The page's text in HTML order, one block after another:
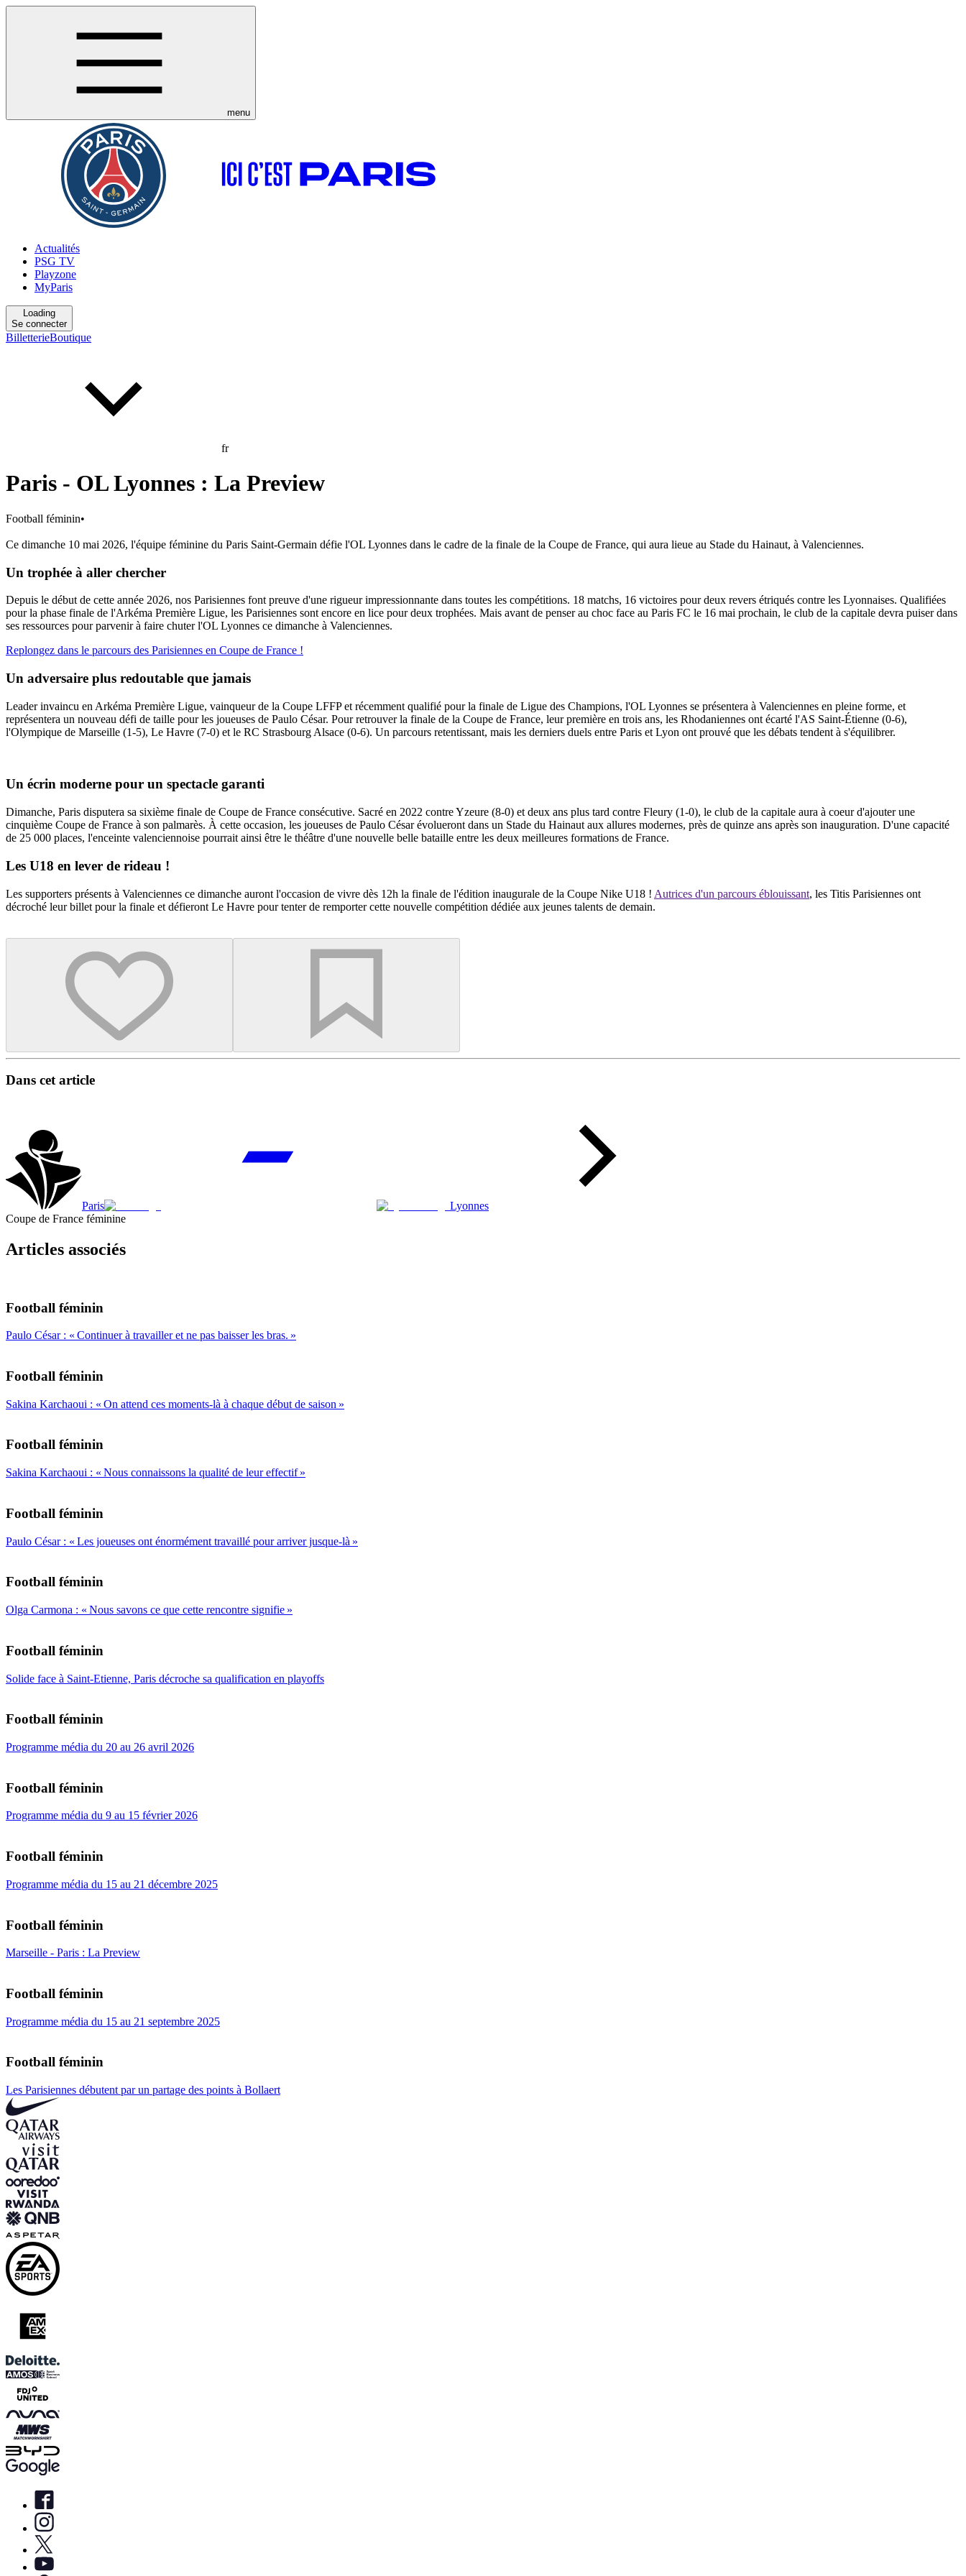
menu
Actualités
PSG TV
Playzone
MyParis
Loading
Se connecter
BilletterieBoutique
fr
Paris - OL Lyonnes : La Preview
Football féminin•
Ce dimanche 10 mai 2026, l'équipe féminine du Paris Saint-Germain défie l'OL Lyonnes dans le cadre de la finale de la Coupe de France, qui aura lieue au Stade du Hainaut, à Valenciennes.
Un trophée à aller chercher
Depuis le début de cette année 2026, nos Parisiennes font preuve d'une rigueur impressionnante dans toutes les compétitions. 18 matchs, 16 victoires pour deux revers étriqués contre les Lyonnaises. Qualifiées
pour la phase finale de l'Arkéma Première Ligue, les Parisiennes sont encore en lice pour deux trophées. Mais avant de penser au choc face au Paris FC le 16 mai prochain, le club de la capitale devra puiser dans
ses ressources pour parvenir à faire chuter l'OL Lyonnes ce dimanche à Valenciennes.
Replongez dans le parcours des Parisiennes en Coupe de France !
Un adversaire plus redoutable que jamais
Leader invaincu en Arkéma Première Ligue, vainqueur de la Coupe LFFP et récemment qualifié pour la finale de Ligue des Champions, l'OL Lyonnes se présentera à Valenciennes en pleine forme, et
représentera un nouveau défi de taille pour les joueuses de Paulo César. Pour retrouver la finale de la Coupe de France, leur première en trois ans, les Rhodaniennes ont écarté l'AS Saint-Étienne (0-6),
l'Olympique de Marseille (1-5), Le Havre (7-0) et le RC Strasbourg Alsace (0-6). Un parcours retentissant, mais les derniers duels entre Paris et Lyon ont prouvé que les débats tendent à s'équilibrer.
Un écrin moderne pour un spectacle garanti
Dimanche, Paris disputera sa sixième finale de Coupe de France consécutive. Sacré en 2022 contre Yzeure (8-0) et deux ans plus tard contre Fleury (1-0), le club de la capitale aura à coeur d'ajouter une
cinquième Coupe de France à son palmarès. À cette occasion, les joueuses de Paulo César évolueront dans un Stade du Hainaut aux allures modernes, près de quinze ans après son inauguration. D'une capacité
de 25 000 places, l'enceinte valenciennoise pourrait ainsi être le théâtre d'une nouvelle belle bataille entre les deux meilleures formations de France.
Les U18 en lever de rideau !
Les supporters présents à Valenciennes ce dimanche auront l'occasion de vivre dès 12h la finale de l'édition inaugurale de la Coupe Nike U18 ! Autrices d'un parcours éblouissant, les Titis Parisiennes ont
décroché leur billet pour la finale et défieront Le Havre pour tenter de remporter cette nouvelle compétition dédiée aux jeunes talents de demain.
Dans cet article
Paris
Lyonnes
Coupe de France féminine
Articles associés
Football féminin
Paulo César : « Continuer à travailler et ne pas baisser les bras. »
Football féminin
Sakina Karchaoui : « On attend ces moments-là à chaque début de saison »
Football féminin
Sakina Karchaoui : « Nous connaissons la qualité de leur effectif »
Football féminin
Paulo César : « Les joueuses ont énormément travaillé pour arriver jusque-là »
Football féminin
Olga Carmona : « Nous savons ce que cette rencontre signifie »
Football féminin
Solide face à Saint-Etienne, Paris décroche sa qualification en playoffs
Football féminin
Programme média du 20 au 26 avril 2026
Football féminin
Programme média du 9 au 15 février 2026
Football féminin
Programme média du 15 au 21 décembre 2025
Football féminin
Marseille - Paris : La Preview
Football féminin
Programme média du 15 au 21 septembre 2025
Football féminin
Les Parisiennes débutent par un partage des points à Bollaert